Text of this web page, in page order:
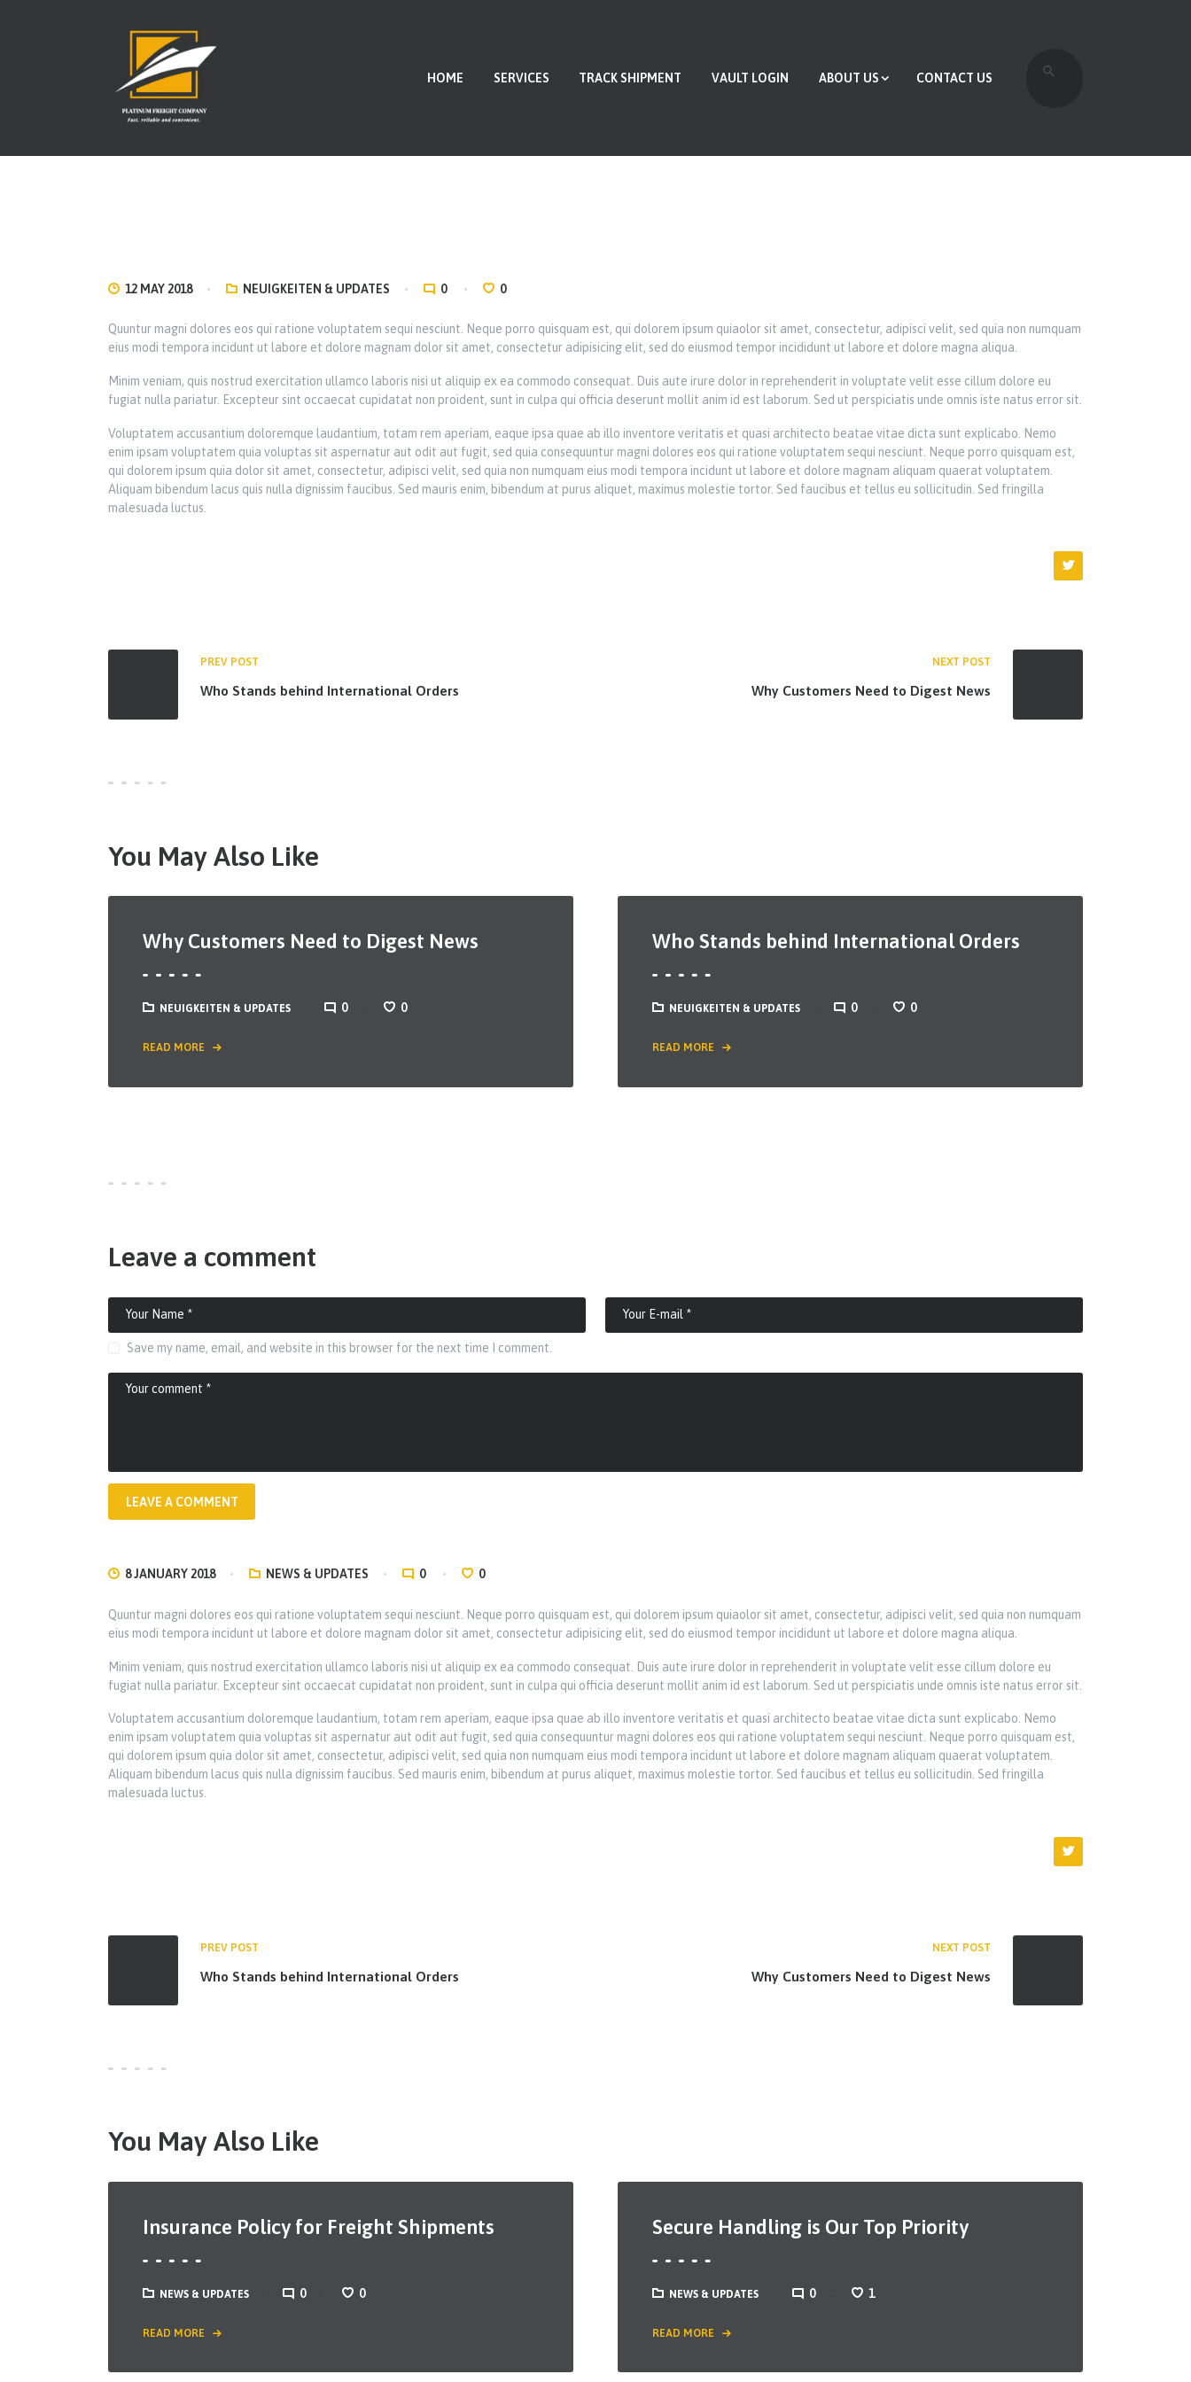
HOME SERVICES TRACK SHIPMENT VAULT LOGIN ABOUT US CONTACT US
12 MAY 2018 NEUIGKEITEN & UPDATES 0 0
Quuntur magni dolores eos qui ratione voluptatem sequi nesciunt. Neque porro quisquam est, qui dolorem ipsum quiaolor sit amet, consectetur, adipisci velit, sed quia non numquam
eius modi tempora incidunt ut labore et dolore magnam dolor sit amet, consectetur adipisicing elit, sed do eiusmod tempor incididunt ut labore et dolore magna aliqua.
Minim veniam, quis nostrud exercitation ullamco laboris nisi ut aliquip ex ea commodo consequat. Duis aute irure dolor in reprehenderit in voluptate velit esse cillum dolore eu
fugiat nulla pariatur. Excepteur sint occaecat cupidatat non proident, sunt in culpa qui officia deserunt mollit anim id est laborum. Sed ut perspiciatis unde omnis iste natus error sit.
Voluptatem accusantium doloremque laudantium, totam rem aperiam, eaque ipsa quae ab illo inventore veritatis et quasi architecto beatae vitae dicta sunt explicabo. Nemo
enim ipsam voluptatem quia voluptas sit aspernatur aut odit aut fugit, sed quia consequuntur magni dolores eos qui ratione voluptatem sequi nesciunt. Neque porro quisquam est,
qui dolorem ipsum quia dolor sit amet, consectetur, adipisci velit, sed quia non numquam eius modi tempora incidunt ut labore et dolore magnam aliquam quaerat voluptatem.
Aliquam bibendum lacus quis nulla dignissim faucibus. Sed mauris enim, bibendum at purus aliquet, maximus molestie tortor. Sed faucibus et tellus eu sollicitudin. Sed fringilla
malesuada luctus.
PREV POST
Who Stands behind International Orders
NEXT POST
Why Customers Need to Digest News
You May Also Like
Why Customers Need to Digest News
NEUIGKEITEN & UPDATES 0 0
READ MORE
Who Stands behind International Orders
NEUIGKEITEN & UPDATES 0 0
READ MORE
Leave a comment
Save my name, email, and website in this browser for the next time I comment.
8 JANUARY 2018 NEWS & UPDATES 0 0
Quuntur magni dolores eos qui ratione voluptatem sequi nesciunt. Neque porro quisquam est, qui dolorem ipsum quiaolor sit amet, consectetur, adipisci velit, sed quia non numquam
eius modi tempora incidunt ut labore et dolore magnam dolor sit amet, consectetur adipisicing elit, sed do eiusmod tempor incididunt ut labore et dolore magna aliqua.
Minim veniam, quis nostrud exercitation ullamco laboris nisi ut aliquip ex ea commodo consequat. Duis aute irure dolor in reprehenderit in voluptate velit esse cillum dolore eu
fugiat nulla pariatur. Excepteur sint occaecat cupidatat non proident, sunt in culpa qui officia deserunt mollit anim id est laborum. Sed ut perspiciatis unde omnis iste natus error sit.
Voluptatem accusantium doloremque laudantium, totam rem aperiam, eaque ipsa quae ab illo inventore veritatis et quasi architecto beatae vitae dicta sunt explicabo. Nemo
enim ipsam voluptatem quia voluptas sit aspernatur aut odit aut fugit, sed quia consequuntur magni dolores eos qui ratione voluptatem sequi nesciunt. Neque porro quisquam est,
qui dolorem ipsum quia dolor sit amet, consectetur, adipisci velit, sed quia non numquam eius modi tempora incidunt ut labore et dolore magnam aliquam quaerat voluptatem.
Aliquam bibendum lacus quis nulla dignissim faucibus. Sed mauris enim, bibendum at purus aliquet, maximus molestie tortor. Sed faucibus et tellus eu sollicitudin. Sed fringilla
malesuada luctus.
PREV POST
Who Stands behind International Orders
NEXT POST
Why Customers Need to Digest News
You May Also Like
Insurance Policy for Freight Shipments
NEWS & UPDATES 0 0
READ MORE
Secure Handling is Our Top Priority
NEWS & UPDATES 0 1
READ MORE